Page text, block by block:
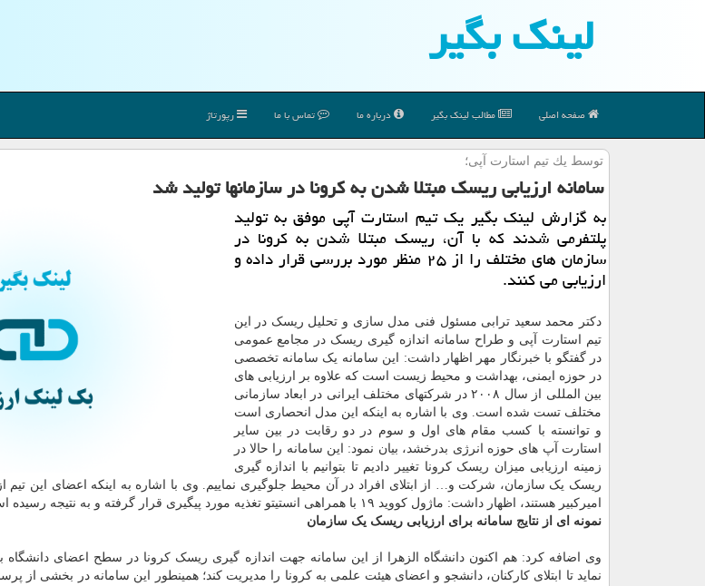
لینك بگیر
صفحه اصلی مطالب لینك بگیر درباره ما تماس با ما رپورتاژ
توسط یك تیم استارت آپی؛
سامانه ارزیابی ریسك مبتلا شدن به كرونا در سازمانها تولید شد
به گزارش لینك بگیر یك تیم استارت آپی موفق به تولید
پلتفرمی شدند كه با آن، ریسك مبتلا شدن به كرونا در
سازمان های مختلف را از ۲۵ منظر مورد بررسی قرار داده و
ارزیابی می كنند.
دکتر محمد سعید ترابی مسئول فنی مدل سازی و تحلیل ریسک در این
تیم استارت آپی و طراح سامانه اندازه گیری ریسک در مجامع عمومی
در گفتگو با خبرنگار مهر اظهار داشت: این سامانه یک سامانه تخصصی
در حوزه ایمنی، بهداشت و محیط زیست است که علاوه بر ارزیابی های
بین المللی از سال ۲۰۰۸ در شرکتهای مختلف ایرانی در ابعاد سازمانی
مختلف تست شده است. وی با اشاره به اینکه این مدل انحصاری است
و توانسته با کسب مقام های اول و سوم در دو رقابت در بین سایر
استارت آپ های حوزه انرژی بدرخشد، بیان نمود: این سامانه را حالا در
زمینه ارزیابی میزان ریسک کرونا تغییر دادیم تا بتوانیم با اندازه گیری
ریسک یک سازمان، شرکت و… از ابتلای افراد در آن محیط جلوگیری نماییم. وی با اشاره به اینکه اعضای این تیم
امیرکبیر هستند، اظهار داشت: ماژول کووید ۱۹ با همراهی انستیتو تغذیه مورد پیگیری قرار گرفته و به نتیجه رسیده است.
نمونه ای از نتایج سامانه برای ارزیابی ریسک یک سازمان
وی اضافه کرد: هم اکنون دانشگاه الزهرا از این سامانه جهت اندازه گیری ریسک کرونا در سطح اعضای
نماید تا ابتلای کارکنان، دانشجو و اعضای هیئت علمی به کرونا را مدیریت کند؛ همینطور این سامانه در بخشی از